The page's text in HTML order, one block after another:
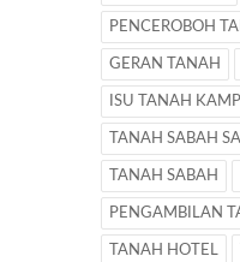
PENCEROBOH
GERAN TANAH
ISU TANAH
TANAH SABAH
TANAH SABAH
PENGAMBILAN
TANAH HOTEL